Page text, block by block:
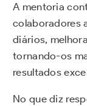
A mentoria
colaboradores
diários,
tornando-os
resultados
No que diz